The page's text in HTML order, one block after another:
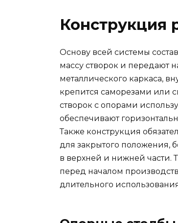
Конструкция
Основу всей системы
массу створок и передают
металлического каркаса,
крепится саморезами или
створок с опорами
обеспечивают
Также конструкция
для закрытого положения,
в верхней и нижней части.
перед началом
длительного